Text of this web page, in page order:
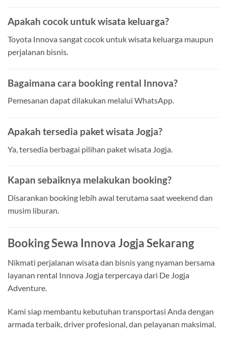
Apakah cocok untuk wisata keluarga?
Toyota Innova sangat cocok untuk wisata keluarga maupun
perjalanan bisnis.
Bagaimana cara booking rental Innova?
Pemesanan dapat dilakukan melalui WhatsApp.
Apakah tersedia paket wisata Jogja?
Ya, tersedia berbagai pilihan paket wisata Jogja.
Kapan sebaiknya melakukan booking?
Disarankan booking lebih awal terutama saat weekend dan
musim liburan.
Booking Sewa Innova Jogja Sekarang
Nikmati perjalanan wisata dan bisnis yang nyaman bersama
layanan rental Innova Jogja terpercaya dari De Jogja
Adventure.
Kami siap membantu kebutuhan transportasi Anda dengan
armada terbaik, driver profesional, dan pelayanan maksimal.